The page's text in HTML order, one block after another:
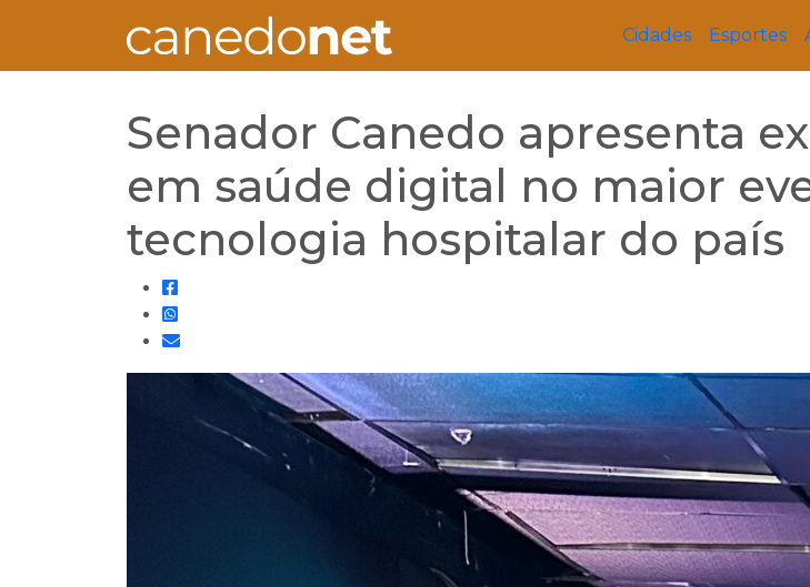
Cidades Esportes
Senador Canedo apresenta
em saúde digital no maior
tecnologia hospitalar do país